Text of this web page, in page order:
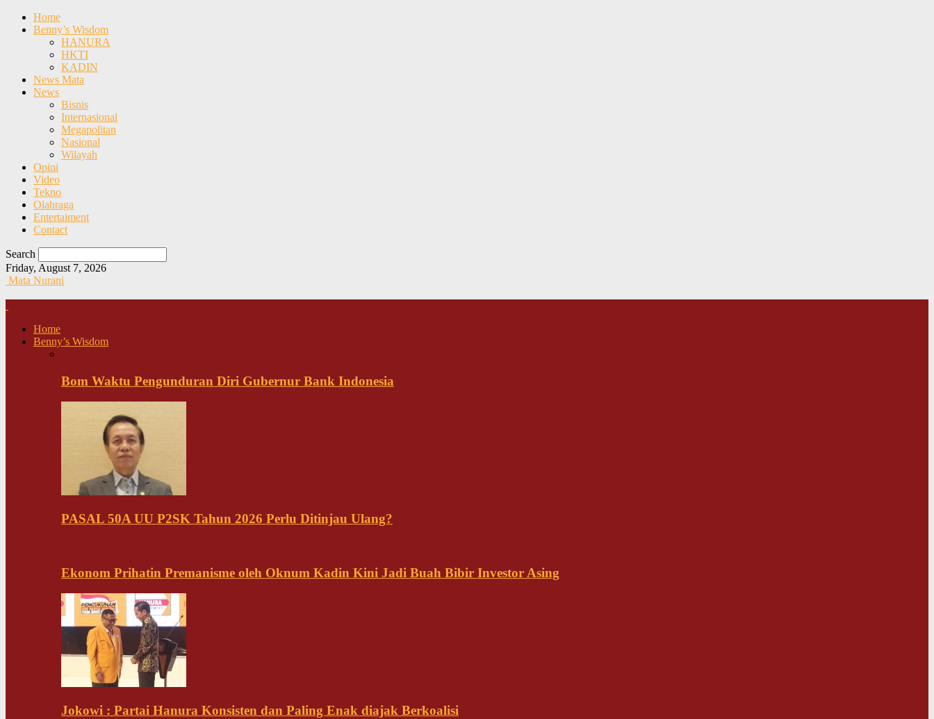
Home
Benny’s Wisdom
HANURA
HKTI
KADIN
News Mata
News
Bisnis
Internasional
Megapolitan
Nasional
Wilayah
Opini
Video
Tekno
Olahraga
Entertaiment
Contact
Search
Friday, August 7, 2026
Mata Nurani
Home
Benny’s Wisdom
Bom Waktu Pengunduran Diri Gubernur Bank Indonesia
PASAL 50A UU P2SK Tahun 2026 Perlu Ditinjau Ulang?
Ekonom Prihatin Premanisme oleh Oknum Kadin Kini Jadi Buah Bibir Investor Asing
Jokowi : Partai Hanura Konsisten dan Paling Enak diajak Berkoalisi